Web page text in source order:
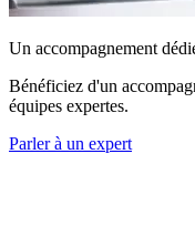
Un accompagnement
Bénéficiez d'un
équipes expertes.
Parler à un expert